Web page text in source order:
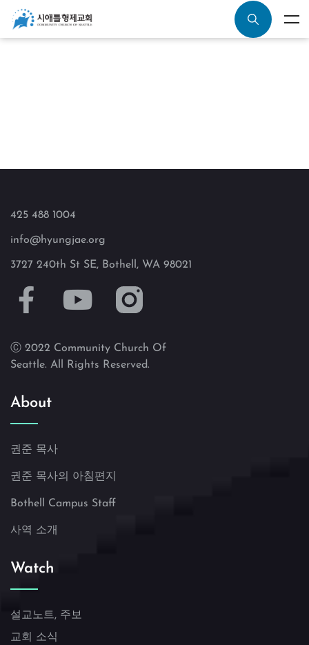
425 488 1004
info@hyungjae.org
3727 240th St SE, Bothell, WA 98021
Ⓒ 2022 Community Church Of
Seattle. All Rights Reserved.
About
권준 목사
권준 목사의 아침편지
Bothell Campus Staff
사역 소개
Watch
설교노트, 주보
교회 소식